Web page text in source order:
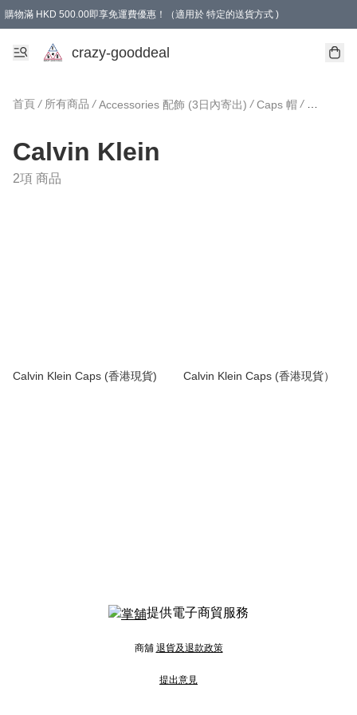
購物滿 HKD 500.00即享免運費優惠！（適用於 特定的送貨方式 )
成為會員可享免費禮品
crazy-gooddeal
首頁 / 所有商品 / Accessories 配飾 (3日內寄出) / Caps 帽 / Calvin
Calvin Klein
2項 商品
Calvin Klein Caps (香港現貨) Calvin Klein Caps (香港現貨）
提供電子商貿服務
商舖 退貨及退款政策
提出意見